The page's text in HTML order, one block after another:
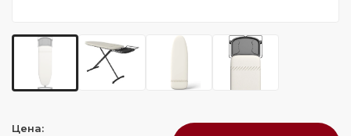
Цена: